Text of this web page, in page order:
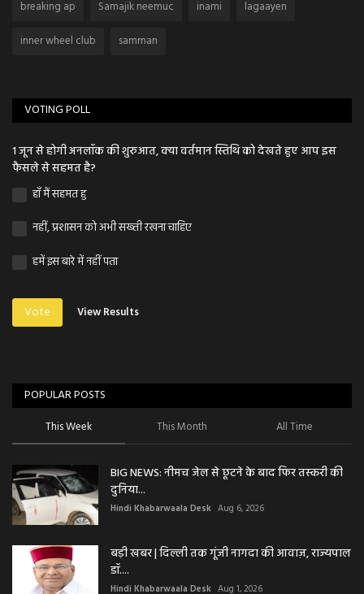
breaking ap
Samajik neemuc inami
lagaayen
inner wheel club
samman
VOTING POLL
1 जून से होगी अनलॉक की शुरुआत, क्या वर्तमान स्तिथि को देखते हुए आप इस
फैसले से सहमत है?
हाँ मैं सहमत हु
नहीं, प्रशासन को अभी सख्ती रखना चाहिए
हमें इस बारे में नहीं पता
Vote View Results
POPULAR POSTS
This Week This Month All Time
BIG NEWS: नीमच जेल से छूटने के बाद फिर तस्करी की
दुनिया...
Hindi Khabarwaala Desk Aug 6, 2026
बड़ी खबर | दिल्ली तक गूंजी नागदा की आवाज़, राज्यपाल
डॉ....
Hindi Khabarwaala Desk Aug 1, 2026